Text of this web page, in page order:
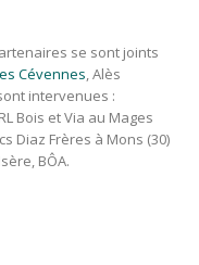
se sont joints
Cévennes, Alès
intervenues :
Bois et Via au Mages
Diaz Frères à Mons (30)
BÔA.